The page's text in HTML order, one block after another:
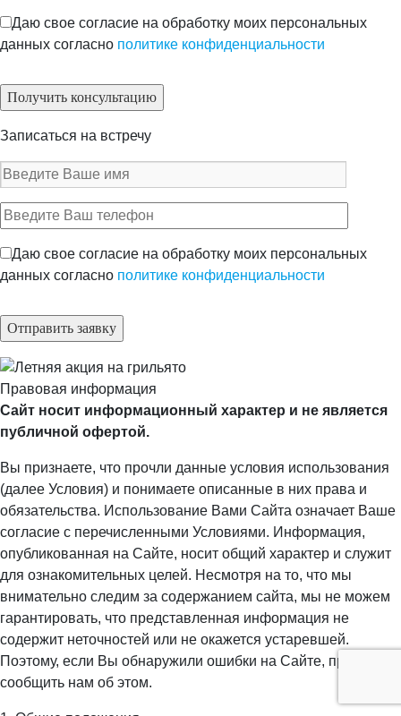
Даю свое согласие на обработку моих персональных
данных согласно политике конфиденциальности
Записаться на встречу
Даю свое согласие на обработку моих персональных
данных согласно политике конфиденциальности
Правовая информация
Сайт носит информационный характер и не является
публичной офертой.
Вы признаете, что прочли данные условия использования
(далее Условия) и понимаете описанные в них права и
обязательства. Использование Вами Сайта означает Ваше
согласие с перечисленными Условиями. Информация,
опубликованная на Сайте, носит общий характер и служит
для ознакомительных целей. Несмотря на то, что мы
внимательно следим за содержанием сайта, мы не можем
гарантировать, что представленная информация не
содержит неточностей или не окажется устаревшей.
Поэтому, если Вы обнаружили ошибки на Сайте, просим
сообщить нам об этом.